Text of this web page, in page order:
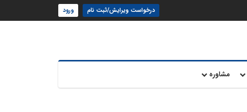
درخواست ویرایش/ثبت نام ورود
مشاوره